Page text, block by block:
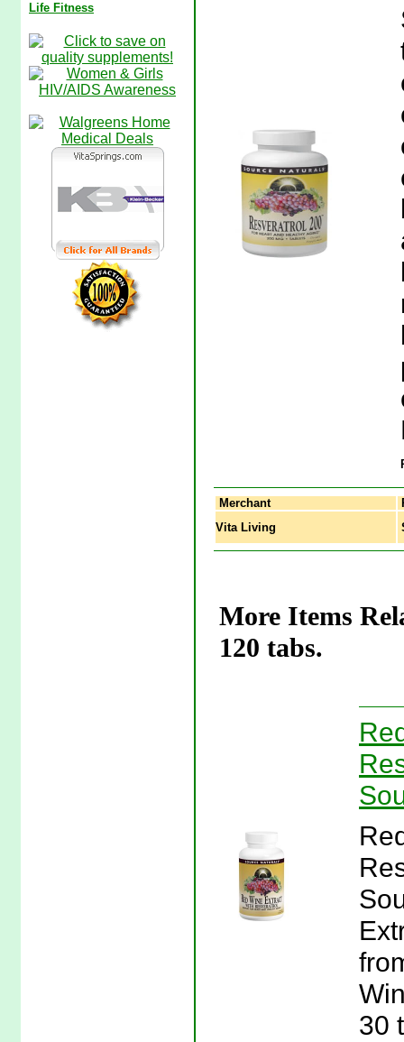
Life Fitness
Merchant
Vita Living
More Items
120 tabs.
30